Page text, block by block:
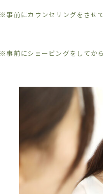
※事前にカウンセリングをさせ
※事前にシェービングをしてか